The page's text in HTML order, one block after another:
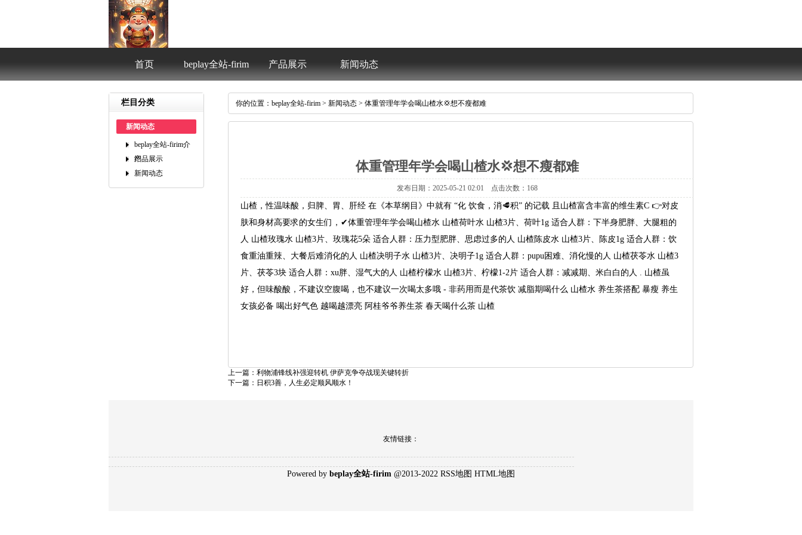
首页 beplay全站-firim 产品展示 新闻动态
栏目分类
新闻动态
beplay全站-firim介
绍
产品展示
新闻动态
你的位置： beplay全站-firim > 新闻动态 >体重管理年学会喝山楂水💢想不瘦都难
体重管理年学会喝山楂水💢想不瘦都难
发布日期：2025-05-2102:01点击次数：168
山楂，性温味酸，归脾、胃、肝经在《本草纲目》中就有“化饮食，消🥩积”的记载且山楂富含丰富的维生素C👉对皮
肤和身材高要求的女生们，✔体重管理年学会喝山楂水山楂荷叶水山楂3片、荷叶1g适合人群：下半身肥胖、大腿粗的
人山楂玫瑰水山楂3片、玫瑰花5朵适合人群：压力型肥胖、思虑过多的人山楂陈皮水山楂3片、陈皮1g适合人群：饮
食重油重辣、大餐后难消化的人山楂决明子水山楂3片、决明子1g适合人群：pupu困难、消化慢的人山楂茯苓水山楂3
片、茯苓3块适合人群：xu胖、湿气大的人山楂柠檬水山楂3片、柠檬1-2片适合人群：减减期、米白白的人.山楂虽
好，但味酸酸，不建议空腹喝，也不建议一次喝太多哦-非药用而是代茶饮减脂期喝什么山楂水养生茶搭配暴瘦养生
女孩必备喝出好气色越喝越漂亮阿桂爷爷养生茶春天喝什么茶山楂
上一篇： 利物浦锋线补强迎转机伊萨克争夺战现关键转折
下一篇： 日积3善，人生必定顺风顺水！
友情链接：
Poweredby beplay全站-firim @2013-2022 RSS地图 HTML地图